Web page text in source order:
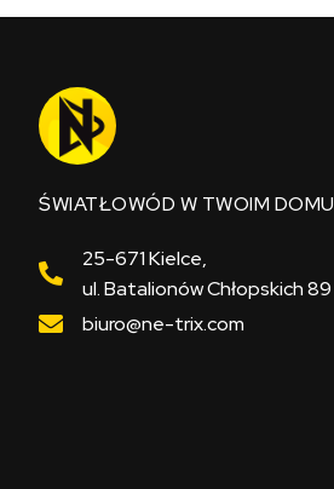
ŚWIATŁOWÓD W TWOIM DOMU
25-671 Kielce,
ul. Batalionów Chłopskich 89
biuro@ne-trix.com